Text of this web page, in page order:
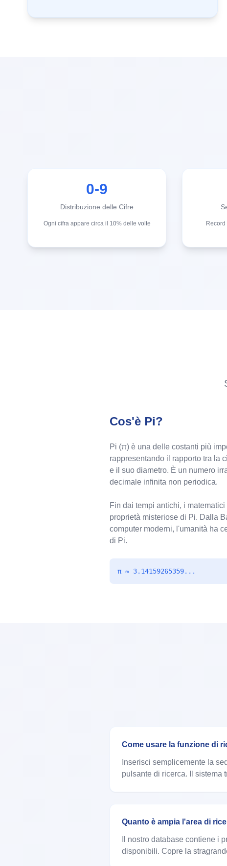
0-9
Distribuzione delle Cifre
Ogni cifra appare circa il 10% delle volte
Cos'è Pi?
Pi (π) è una delle costanti più
rappresentando il rapporto tra la
e il suo diametro. È un numero
decimale infinita non periodica.
Fin dai tempi antichi, i
proprietà misteriose di Pi. Dalla
computer moderni, l'umanità ha
di Pi.
π ≈ 3.14159265359...
Come usare la funzione di
Inserisci semplicemente la
pulsante di ricerca. Il sistema
Quanto è ampia l'area di
Il nostro database contiene i
disponibili. Copre la